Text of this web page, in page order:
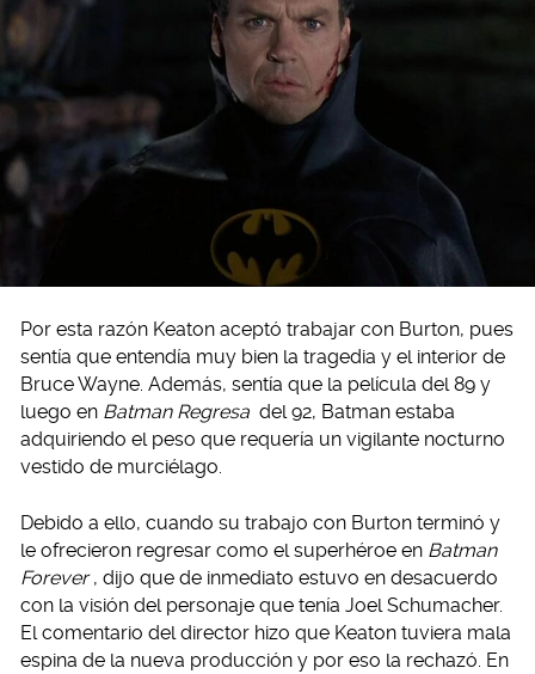
Por esta razón Keaton aceptó trabajar con Burton, pues
sentía que entendía muy bien la tragedia y el interior de
Bruce Wayne. Además, sentía que la película del 89 y
luego en Batman Regresa del 92, Batman estaba
adquiriendo el peso que requería un vigilante nocturno
vestido de murciélago.
Debido a ello, cuando su trabajo con Burton terminó y
le ofrecieron regresar como el superhéroe en Batman
Forever , dijo que de inmediato estuvo en desacuerdo
con la visión del personaje que tenía Joel Schumacher.
El comentario del director hizo que Keaton tuviera mala
espina de la nueva producción y por eso la rechazó. En